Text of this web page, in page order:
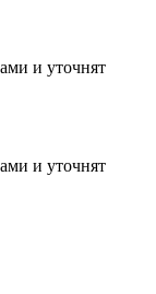
и уточнят
и уточнят